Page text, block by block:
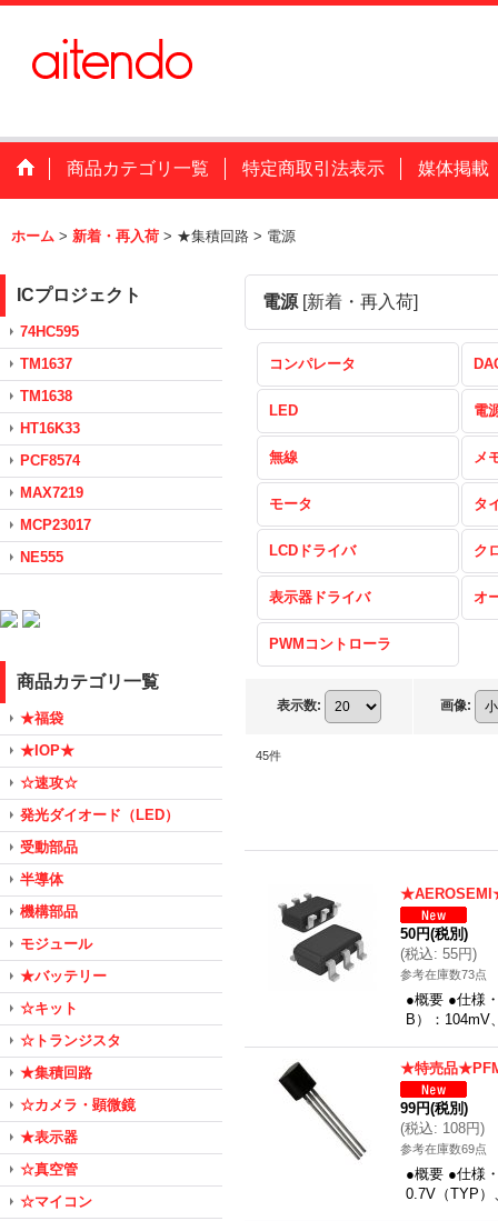
商品カテゴリ一覧 特定商取引法表示 媒体掲載
ホーム > 新着・再入荷 > ★集積回路 > 電源
ICプロジェクト
74HC595
TM1637
TM1638
HT16K33
PCF8574
MAX7219
MCP23017
NE555
商品カテゴリ一覧
★福袋
★IOP★
☆速攻☆
発光ダイオード（LED）
受動部品
半導体
機構部品
モジュール
★バッテリー
☆キット
☆トランジスタ
★集積回路
☆カメラ・顕微鏡
★表示器
☆真空管
☆マイコン
電源 [新着・再入荷]
コンパレータ
LED 電
無線 メ
モータ タ
LCDドライバ ク
表示器ドライバ オ
PWMコントローラ
表示数: 画像:
45件
50円(税別)
(税込: 55円)
参考在庫数73点
●概要 ●仕様
B）：104mV
★特売品★PFM
99円(税別)
(税込: 108円)
参考在庫数69点
●概要 ●仕様
0.7V（TYP